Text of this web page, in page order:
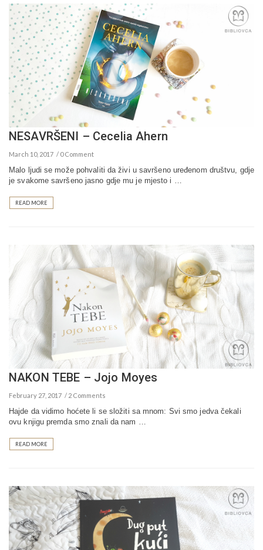
NESAVRŠENI – Cecelia Ahern
March 10, 2017 0 Comment
Malo ljudi se može pohvaliti da živi u savršeno uređenom društvu, gdje
je svakome savršeno jasno gdje mu je mjesto i …
READ MORE
NAKON TEBE – Jojo Moyes
February 27, 2017 2 Comments
Hajde da vidimo hoćete li se složiti sa mnom: Svi smo jedva čekali
ovu knjigu premda smo znali da nam …
READ MORE